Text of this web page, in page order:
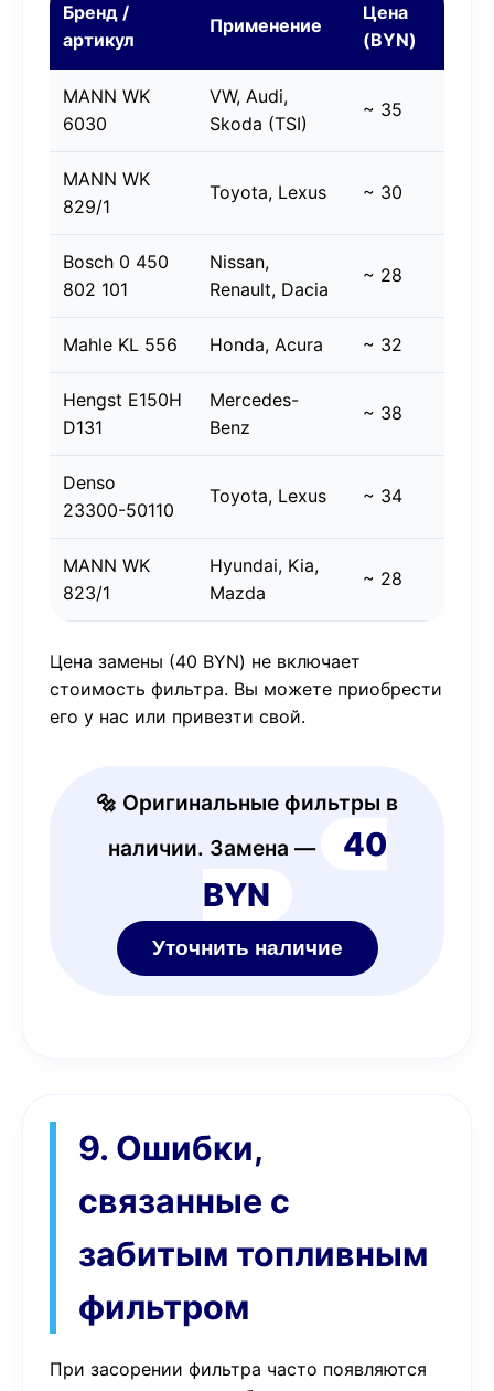
Бренд /
артикул
Применение
Цена
(BYN)
MANN WK
6030
VW, Audi,
Skoda (TSI)
~ 35
MANN WK
829/1
Toyota, Lexus ~ 30
Bosch 0 450
802 101
Nissan,
Renault, Dacia
~ 28
Mahle KL 556 Honda, Acura ~ 32
Hengst E150H
D131
Mercedes-
Benz
~ 38
Denso
23300-50110
Toyota, Lexus ~ 34
MANN WK
823/1
Hyundai, Kia,
Mazda
~ 28
Цена замены (40 BYN) не включает
стоимость фильтра. Вы можете приобрести
его у нас или привезти свой.
🔩 Оригинальные фильтры в
наличии. Замена —
40
BYN
Уточнить наличие
9. Ошибки,
связанные с
забитым топливным
фильтром
При засорении фильтра часто появляются